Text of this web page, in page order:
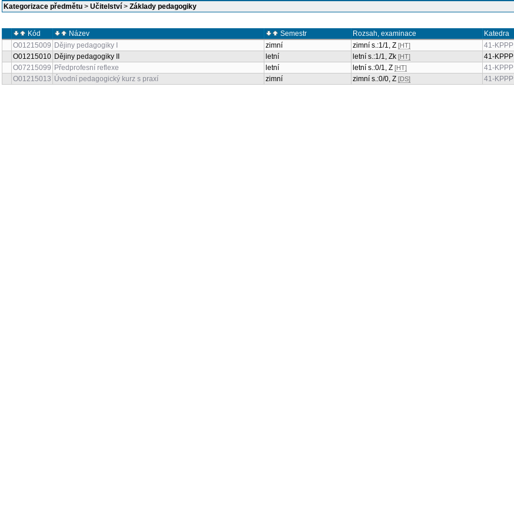
Kategorizace předmětu > Učitelství > Základy pedagogiky
Kód Název Semestr Rozsah, examinace Katedra
O01215009 Dějiny pedagogiky I zimní zimní s.:1/1, Z [HT] 41-KPPP
O01215010 Dějiny pedagogiky II letní letní s.:1/1, Zk [HT] 41-KPPP
O07215099 Předprofesní reflexe letní letní s.:0/1, Z [HT] 41-KPPP
O01215013 Úvodní pedagogický kurz s praxí zimní zimní s.:0/0, Z [DS] 41-KPPP